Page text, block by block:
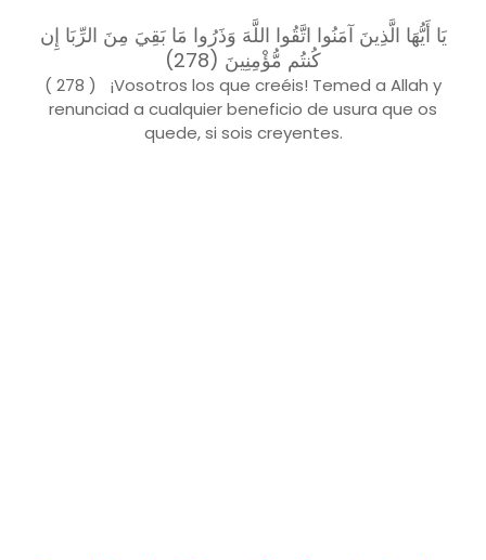
يَا أَيُّهَا الَّذِينَ آمَنُوا اتَّقُوا اللَّهَ وَذَرُوا مَا بَقِيَ مِنَ الرِّبَا إِن
كُنتُم مُّؤْمِنِينَ (278)
( 278 ) ¡Vosotros los que creéis! Temed a Allah y
renunciad a cualquier beneficio de usura que os
quede, si sois creyentes.